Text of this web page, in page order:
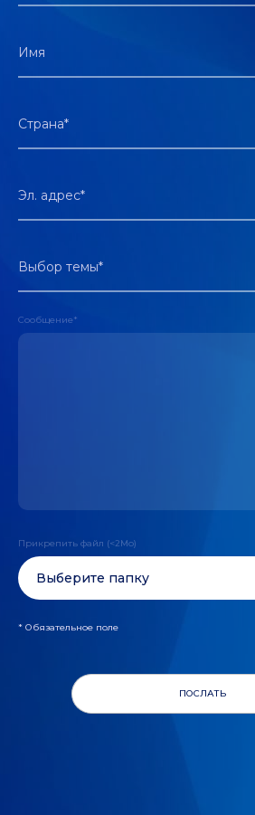
Имя
Страна*
Эл. адрес*
Выбор темы*
Сообщение*
Выберите папку
Прикрепить файл (<2Mo)
* Обязательное поле